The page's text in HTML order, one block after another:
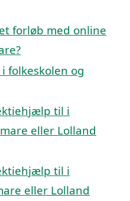
forløb med online
folkeskolen og
til i
eller Lolland
til i
eller Lolland